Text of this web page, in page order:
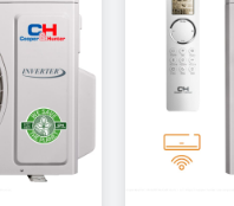
R410
R410